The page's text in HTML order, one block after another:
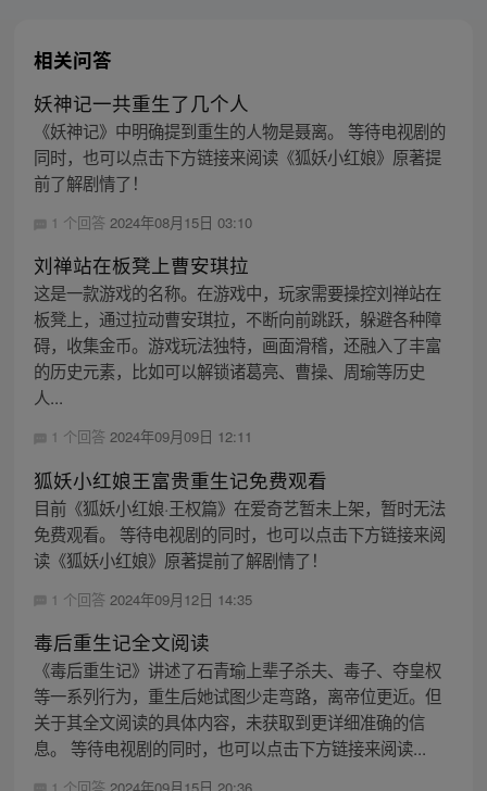
相关问答
妖神记一共重生了几个人
《妖神记》中明确提到重生的人物是聂离。 等待电视剧的
同时，也可以点击下方链接来阅读《狐妖小红娘》原著提
前了解剧情了！
1 个回答 2024年08月15日 03:10
刘禅站在板凳上曹安琪拉
这是一款游戏的名称。在游戏中，玩家需要操控刘禅站在
板凳上，通过拉动曹安琪拉，不断向前跳跃，躲避各种障
碍，收集金币。游戏玩法独特，画面滑稽，还融入了丰富
的历史元素，比如可以解锁诸葛亮、曹操、周瑜等历史
人...
1 个回答 2024年09月09日 12:11
狐妖小红娘王富贵重生记免费观看
目前《狐妖小红娘·王权篇》在爱奇艺暂未上架，暂时无法
免费观看。 等待电视剧的同时，也可以点击下方链接来阅
读《狐妖小红娘》原著提前了解剧情了！
1 个回答 2024年09月12日 14:35
毒后重生记全文阅读
《毒后重生记》讲述了石青瑜上辈子杀夫、毒子、夺皇权
等一系列行为，重生后她试图少走弯路，离帝位更近。但
关于其全文阅读的具体内容，未获取到更详细准确的信
息。 等待电视剧的同时，也可以点击下方链接来阅读...